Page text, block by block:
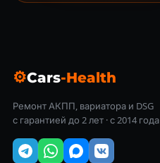
⚙Cars-Health
Ремонт АКПП, вариатора и DSG
с гарантией до 2 лет · с 2014 года